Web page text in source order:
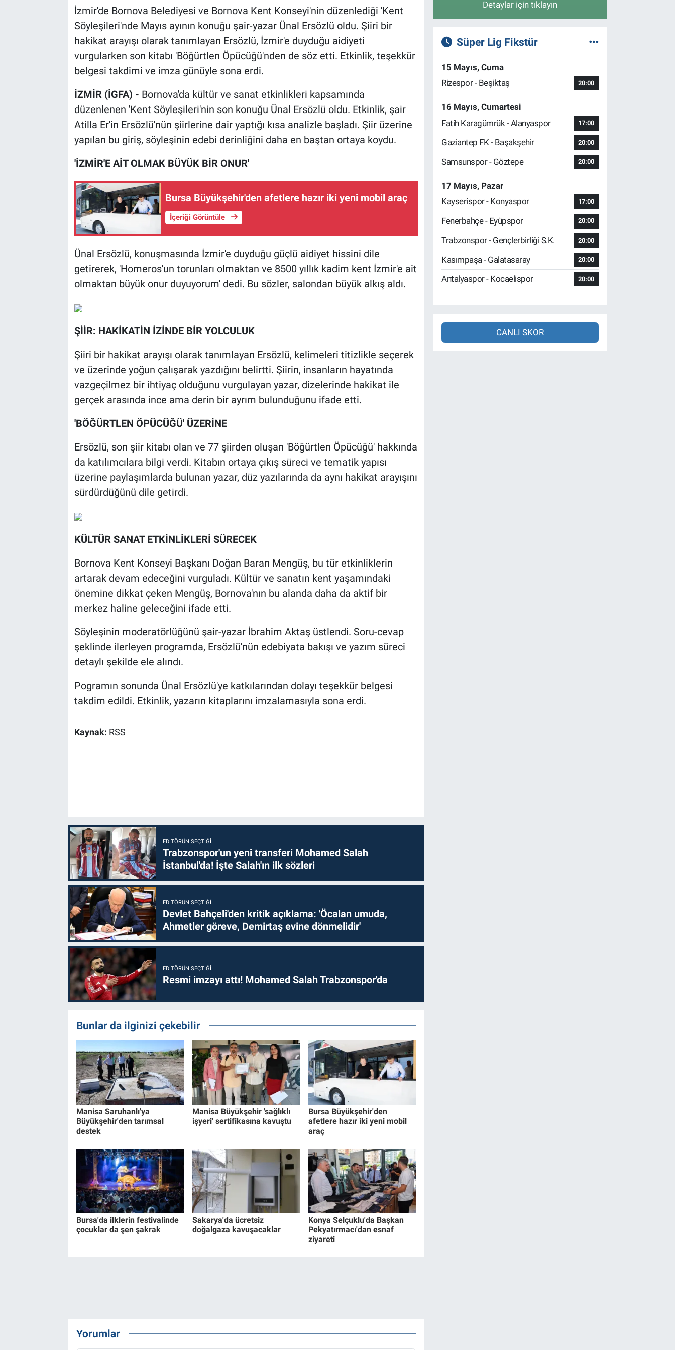
İzmir'de Bornova Belediyesi ve Bornova Kent Konseyi'nin düzenlediği 'Kent
Söyleşileri'nde Mayıs ayının konuğu şair-yazar Ünal Ersözlü oldu. Şiiri bir
hakikat arayışı olarak tanımlayan Ersözlü, İzmir'e duyduğu aidiyeti
vurgularken son kitabı 'Böğürtlen Öpücüğü'nden de söz etti. Etkinlik, teşekkür
belgesi takdimi ve imza günüyle sona erdi.
İZMİR (İGFA) - Bornova'da kültür ve sanat etkinlikleri kapsamında
düzenlenen 'Kent Söyleşileri'nin son konuğu Ünal Ersözlü oldu. Etkinlik, şair
Atilla Er'in Ersözlü'nün şiirlerine dair yaptığı kısa analizle başladı. Şiir üzerine
yapılan bu giriş, söyleşinin edebi derinliğini daha en baştan ortaya koydu.
'İZMİR'E AİT OLMAK BÜYÜK BİR ONUR'
Bursa Büyükşehir'den afetlere hazır iki yeni mobil araç
İçeriği Görüntüle
Ünal Ersözlü, konuşmasında İzmir'e duyduğu güçlü aidiyet hissini dile
getirerek, 'Homeros'un torunları olmaktan ve 8500 yıllık kadim kent İzmir'e ait
olmaktan büyük onur duyuyorum' dedi. Bu sözler, salondan büyük alkış aldı.
ŞİİR: HAKİKATİN İZİNDE BİR YOLCULUK
Şiiri bir hakikat arayışı olarak tanımlayan Ersözlü, kelimeleri titizlikle seçerek
ve üzerinde yoğun çalışarak yazdığını belirtti. Şiirin, insanların hayatında
vazgeçilmez bir ihtiyaç olduğunu vurgulayan yazar, dizelerinde hakikat ile
gerçek arasında ince ama derin bir ayrım bulunduğunu ifade etti.
'BÖĞÜRTLEN ÖPÜCÜĞÜ' ÜZERİNE
Ersözlü, son şiir kitabı olan ve 77 şiirden oluşan 'Böğürtlen Öpücüğü' hakkında
da katılımcılara bilgi verdi. Kitabın ortaya çıkış süreci ve tematik yapısı
üzerine paylaşımlarda bulunan yazar, düz yazılarında da aynı hakikat arayışını
sürdürdüğünü dile getirdi.
KÜLTÜR SANAT ETKİNLİKLERİ SÜRECEK
Bornova Kent Konseyi Başkanı Doğan Baran Mengüş, bu tür etkinliklerin
artarak devam edeceğini vurguladı. Kültür ve sanatın kent yaşamındaki
önemine dikkat çeken Mengüş, Bornova'nın bu alanda daha da aktif bir
merkez haline geleceğini ifade etti.
Söyleşinin moderatörlüğünü şair-yazar İbrahim Aktaş üstlendi. Soru-cevap
şeklinde ilerleyen programda, Ersözlü'nün edebiyata bakışı ve yazım süreci
detaylı şekilde ele alındı.
Pogramın sonunda Ünal Ersözlü'ye katkılarından dolayı teşekkür belgesi
takdim edildi. Etkinlik, yazarın kitaplarını imzalamasıyla sona erdi.
Kaynak: RSS
EDITÖRÜN SEÇTIĞI
Trabzonspor'un yeni transferi Mohamed Salah
İstanbul'da! İşte Salah'ın ilk sözleri
EDITÖRÜN SEÇTIĞI
Devlet Bahçeli'den kritik açıklama: 'Öcalan umuda,
Ahmetler göreve, Demirtaş evine dönmelidir'
EDITÖRÜN SEÇTIĞI
Resmi imzayı attı! Mohamed Salah Trabzonspor'da
Bunlar da ilginizi çekebilir
Manisa Saruhanlı'ya
Büyükşehir'den tarımsal
destek
Manisa Büyükşehir 'sağlıklı
işyeri' sertifikasına kavuştu
Bursa Büyükşehir'den
afetlere hazır iki yeni mobil
araç
Bursa'da ilklerin festivalinde
çocuklar da şen şakrak
Sakarya'da ücretsiz
doğalgaza kavuşacaklar
Konya Selçuklu'da Başkan
Pekyatırmacı'dan esnaf
ziyareti
Yorumlar
Detaylar için tıklayın
Süper Lig Fikstür
15 Mayıs, Cuma
Rizespor - Beşiktaş
20:00
16 Mayıs, Cumartesi
Fatih Karagümrük - Alanyaspor
17:00
Gaziantep FK - Başakşehir 20:00
Samsunspor - Göztepe 20:00
17 Mayıs, Pazar
Kayserispor - Konyaspor
17:00
Fenerbahçe - Eyüpspor 20:00
Trabzonspor - Gençlerbirliği S.K. 20:00
Kasımpaşa - Galatasaray 20:00
Antalyaspor - Kocaelispor 20:00
CANLI SKOR